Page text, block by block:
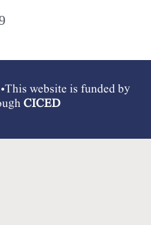
website is funded by
CICED